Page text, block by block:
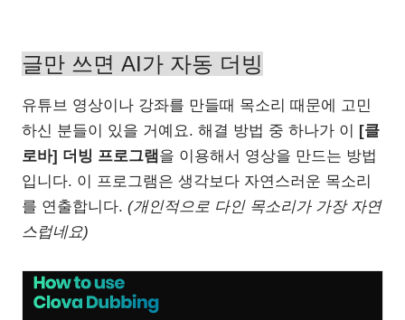
글만 쓰면 AI가 자동 더빙
유튜브 영상이나 강좌를 만들때 목소리 때문에 고민
하신 분들이 있을 거예요. 해결 방법 중 하나가 이
[클
로바] 더빙 프로그램을 이용해서 영상을 만드는 방법
입니다. 이 프로그램은 생각보다 자연스러운 목소리
를 연출합니다. (개인적으로 다인 목소리가 가장 자연
스럽네요)